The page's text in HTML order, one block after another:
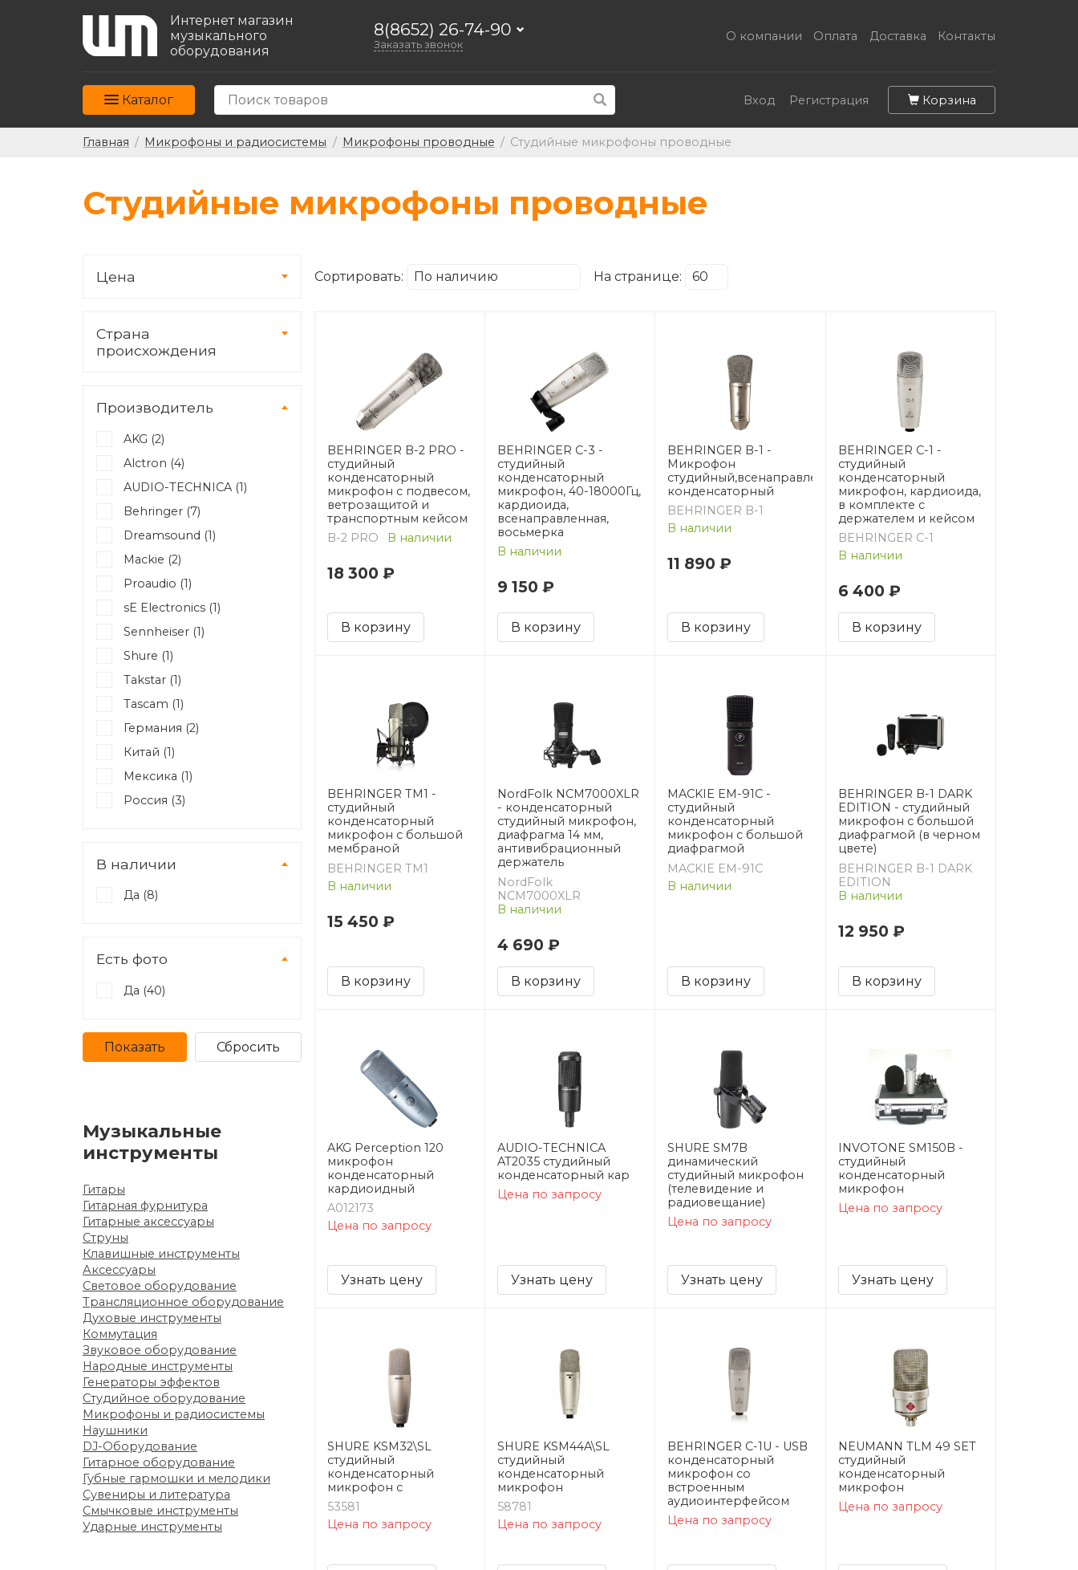
Интернет магазин
музыкального
оборудования
8(8652) 26-74-90
Заказать звонок
О компании Оплата Доставка Контакты
Каталог Вход Регистрация Корзина
Главная / Микрофоны и радиосистемы / Микрофоны проводные / Студийные микрофоны проводные
Студийные микрофоны проводные
Цена
Страна
происхождения
Производитель
AKG (2)
Alctron (4)
AUDIO-TECHNICA (1)
Behringer (7)
Dreamsound (1)
Mackie (2)
Proaudio (1)
sE Electronics (1)
Sennheiser (1)
Shure (1)
Takstar (1)
Tascam (1)
Германия (2)
Китай (1)
Мексика (1)
Россия (3)
В наличии
Да (8)
Есть фото
Да (40)
Музыкальные
инструменты
Гитары
Гитарная фурнитура
Гитарные аксессуары
Струны
Клавишные инструменты
Аксессуары
Световое оборудование
Трансляционное оборудование
Духовые инструменты
Коммутация
Звуковое оборудование
Народные инструменты
Генераторы эффектов
Студийное оборудование
Микрофоны и радиосистемы
Наушники
DJ-Оборудование
Гитарное оборудование
Губные гармошки и мелодики
Сувениры и литература
Смычковые инструменты
Ударные инструменты
Сортировать: На странице:
BEHRINGER B-2 PRO -
студийный
конденсаторный
микрофон с подвесом,
ветрозащитой и
транспортным кейсом
B-2 PRO
В наличии
18 300 ₽
В корзину
BEHRINGER C-3 -
студийный
конденсаторный
микрофон, 40-18000Гц,
кардиоида,
всенаправленная,
восьмерка
В наличии
9 150 ₽
В корзину
BEHRINGER B-1 -
Микрофон
студийный,всенаправленный,
конденсаторный
BEHRINGER B-1
В наличии
11 890 ₽
В корзину
BEHRINGER C-1 -
студийный
конденсаторный
микрофон, кардиоида,
в комплекте с
держателем и кейсом
BEHRINGER C-1
В наличии
6 400 ₽
В корзину
BEHRINGER TM1 -
студийный
конденсаторный
микрофон с большой
мембраной
BEHRINGER TM1
В наличии
15 450 ₽
В корзину
NordFolk NCM7000XLR
- конденсаторный
студийный микрофон,
диафрагма 14 мм,
антивибрационный
держатель
NordFolk
NCM7000XLR
В наличии
4 690 ₽
В корзину
MACKIE EM-91C -
студийный
конденсаторный
микрофон с большой
диафрагмой
MACKIE EM-91C
В наличии
В корзину
BEHRINGER B-1 DARK
EDITION - студийный
микрофон с большой
диафрагмой (в черном
цвете)
BEHRINGER B-1 DARK
EDITION
В наличии
12 950 ₽
В корзину
AKG Perception 120
микрофон
конденсаторный
кардиоидный
A012173
Цена по запросу
Узнать цену
AUDIO-TECHNICA
AT2035 студийный
конденсаторный кар
Цена по запросу
Узнать цену
SHURE SM7B
динамический
студийный микрофон
(телевидение и
радиовещание)
Цена по запросу
Узнать цену
INVOTONE SM150B -
студийный
конденсаторный
микрофон
Цена по запросу
Узнать цену
SHURE KSM32\SL
студийный
конденсаторный
микрофон с
53581
Цена по запросу
SHURE KSM44A\SL
студийный
конденсаторный
микрофон
58781
Цена по запросу
BEHRINGER C-1U - USB
конденсаторный
микрофон со
встроенным
аудиоинтерфейсом
Цена по запросу
NEUMANN TLM 49 SET
студийный
конденсаторный
микрофон
Цена по запросу